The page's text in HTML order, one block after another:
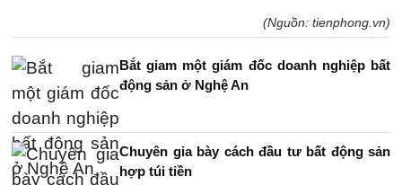
(Nguồn: tienphong.vn)
Bắt giam một giám đốc doanh nghiệp bất
động sản ở Nghệ An
Chuyên gia bày cách đầu tư bất động sản
hợp túi tiền